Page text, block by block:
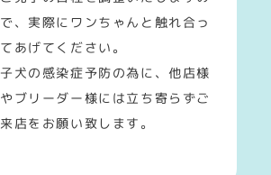
で、実際にワンちゃんと触れ合っ
てあげてください。
子犬の感染症予防の為に、他店様
やブリーダー様には立ち寄らずご
来店をお願い致します。